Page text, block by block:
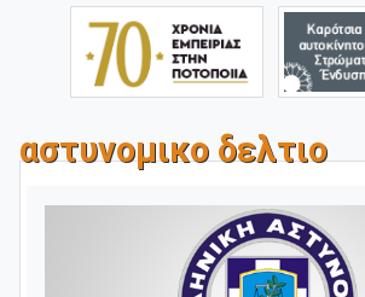
αστυνομικο δελτιο